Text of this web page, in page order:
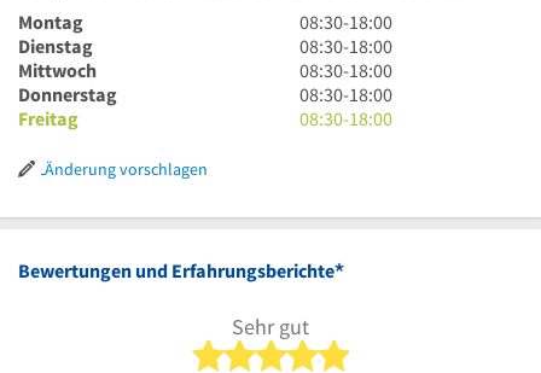
Montag
8
Uhr
30
bis
18
08:30-18:00
Dienstag
8
Uhr
30
bis
08:30-18:00
Mittwoch
8
Uhr
30
08:30-18:00
Donnerstag
8
Uhr
Uhr
08:30-18:00
Freitag
8
18
08:30-18:00
Änderung vorschlagen
Bewertungen und Erfahrungsberichte*
Sehr gut
5 von 5 Sternen